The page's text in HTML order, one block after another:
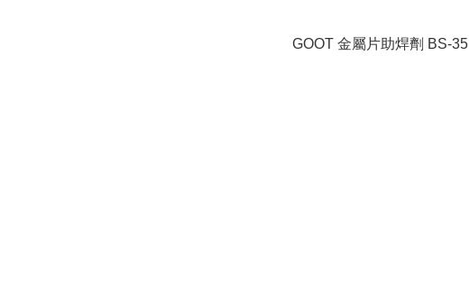
GOOT 金屬片助焊劑 BS-35